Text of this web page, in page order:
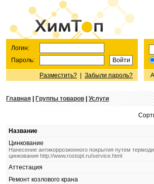
Логин:
Пароль:
Разместить? Забыли пароль? А
Главная Группы товаров|Услуги
Название
Цинкование
Нанесение антикоррозионного покрытия путем
цинкования http://www.rostopt.ru/service.html
Аттестация
Ремонт козлового крана